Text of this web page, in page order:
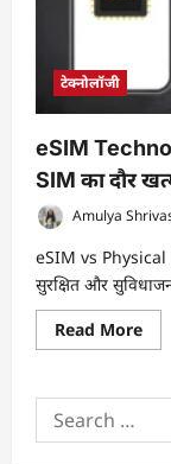
टेक्नोलॉजी
eSIM
SIM का दौर
Amulya
eSIM vs Physical
सुरक्षित और
Read MoreRead
अब
Search
for: